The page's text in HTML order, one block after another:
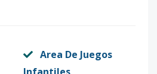
Area De Juegos